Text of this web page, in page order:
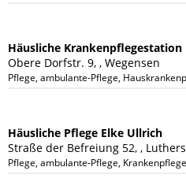
Häusliche Krankenpflegestation
Obere Dorfstr. 9, , Wegensen
Pflege, ambulante-Pflege,
Häusliche Pflege Elke Ullrich
Straße der Befreiung 52, ,
Pflege, ambulante-Pflege, Krankenpflege